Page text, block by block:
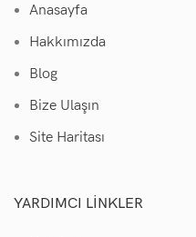
Anasayfa
Hakkımızda
Blog
Bize Ulaşın
Site Haritası
YARDIMCI LINKLER